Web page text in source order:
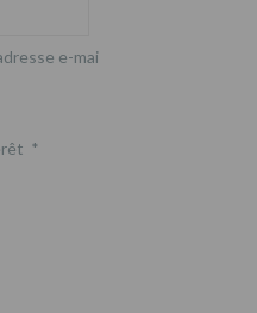
e-mai
*